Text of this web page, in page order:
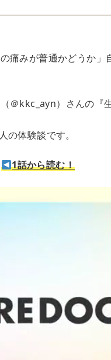
痛みが普通かどうか
＠kkc_ayn）さんの『
体験談です。
1話から読む！